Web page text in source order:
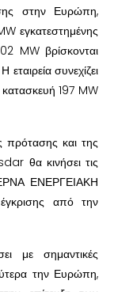
στην Ευρώπη,
εγκατεστημένης
MW βρίσκονται
συνεχίζει
197 MW
πρότασης και της
θα κινήσει τις
ΕΝΕΡΓΕΙΑΚΗ
από την
με σημαντικές
την Ευρώπη,